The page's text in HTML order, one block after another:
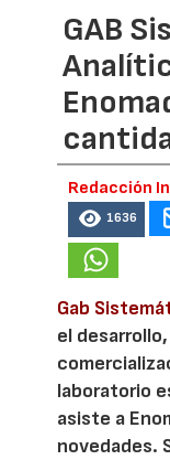
GAB
Redacción
1636
Gab
el
laboratorio
asiste a
novedades.